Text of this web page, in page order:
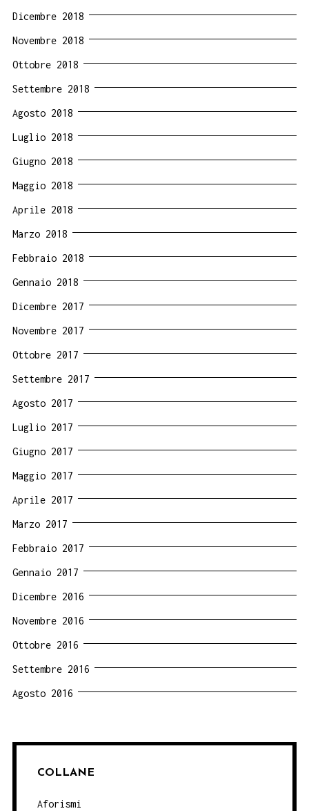
Dicembre 2018
Novembre 2018
Ottobre 2018
Settembre 2018
Agosto 2018
Luglio 2018
Giugno 2018
Maggio 2018
Aprile 2018
Marzo 2018
Febbraio 2018
Gennaio 2018
Dicembre 2017
Novembre 2017
Ottobre 2017
Settembre 2017
Agosto 2017
Luglio 2017
Giugno 2017
Maggio 2017
Aprile 2017
Marzo 2017
Febbraio 2017
Gennaio 2017
Dicembre 2016
Novembre 2016
Ottobre 2016
Settembre 2016
Agosto 2016
COLLANE
Aforismi